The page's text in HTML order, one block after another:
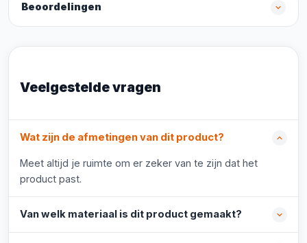
Beoordelingen
Veelgestelde vragen
Wat zijn de afmetingen van dit product?
Meet altijd je ruimte om er zeker van te zijn dat het
product past.
Van welk materiaal is dit product gemaakt?